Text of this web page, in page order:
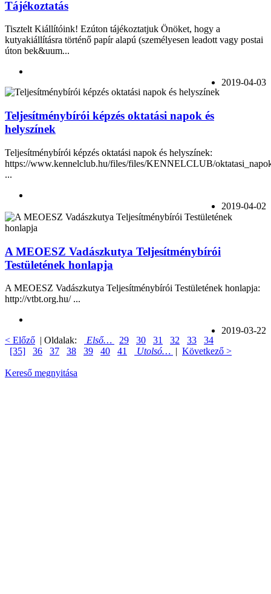
Tájékoztatás
Tisztelt Kiállítóink! Ezúton tájékoztatjuk Önöket, hogy a
kutyakiállításra történő papír alapú (személyesen leadott vagy postai
úton bek&uum...
2019-04-03
Teljesítménybírói képzés oktatási napok és
helyszínek
Teljesítménybírói képzés oktatási napok és helyszínek:
https://www.kennelclub.hu/files/files/KENNELCLUB/
...
2019-04-02
A MEOESZ Vadászkutya Teljesítménybírói
Testületének honlapja
A MEOESZ Vadászkutya Teljesítménybírói Testületének honlapja:
http://vtbt.org.hu/ ...
2019-03-22
< Előző | Oldalak: Első… 29 30 31 32 33
34
[35]
36 37 38 39 40 41 Utolsó… | Következő >
Kereső megnyitása